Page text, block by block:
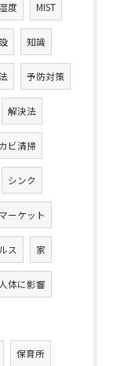
度 MIST
知識
予防対策
解決法
カビ清掃
シンク
ーケット
ス 家
人体に影響
保育所